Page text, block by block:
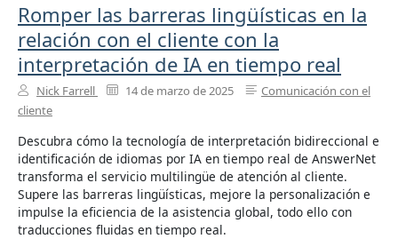
Romper las barreras lingüísticas en la
relación con el cliente con la
interpretación de IA en tiempo real
Nick Farrell 14 de marzo de 2025
Comunicación con el
cliente
Descubra cómo la tecnología de interpretación bidireccional e
identificación de idiomas por IA en tiempo real de AnswerNet
transforma el servicio multilingüe de atención al cliente.
Supere las barreras lingüísticas, mejore la personalización e
impulse la eficiencia de la asistencia global, todo ello con
traducciones fluidas en tiempo real.